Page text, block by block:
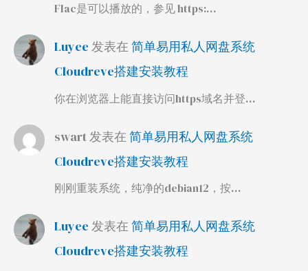
Flac是可以播放的，参见 https:…
Luyee 发表在 简单易用私人网盘系统
Cloudreve搭建安装教程
你在浏览器上能直接访问https域名并登…
swart发表在 简单易用私人网盘系统
Cloudreve搭建安装教程
刚刚重装系统，纯净的debian12，按…
Luyee 发表在简单易用私人网盘系统
Cloudreve搭建安装教程